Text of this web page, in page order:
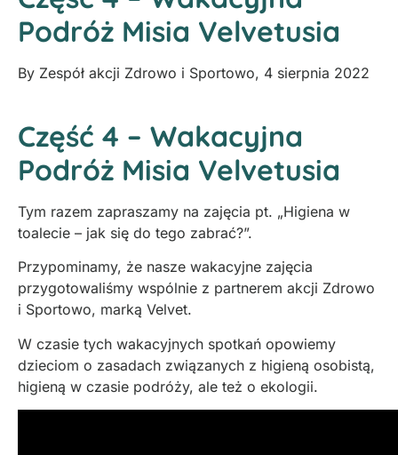
Podróż Misia Velvetusia
By Zespół akcji Zdrowo i Sportowo, 4 sierpnia 2022
Część 4 – Wakacyjna
Podróż Misia Velvetusia
Tym razem zapraszamy na zajęcia pt. „Higiena w
toalecie – jak się do tego zabrać?”.
Przypominamy, że nasze wakacyjne zajęcia
przygotowaliśmy wspólnie z partnerem akcji Zdrowo
i Sportowo, marką Velvet.
W czasie tych wakacyjnych spotkań opowiemy
dzieciom o zasadach związanych z higieną osobistą,
higieną w czasie podróży, ale też o ekologii.